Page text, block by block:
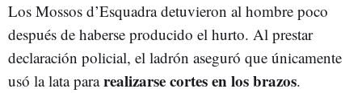
Los Mossos d’Esquadra detuvieron al hombre poco
después de haberse producido el hurto. Al prestar
declaración policial, el ladrón aseguró que únicamente
usó la lata pararealizarse cortes en los brazos.